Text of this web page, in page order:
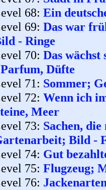
68: Ein
69: Das war
- Ringe
70: Das
Düfte
71: Sommer;
72: Wenn ich
Meer
73: Sachen,
Bild -
74: Gut
75: Flugzeug;
76: